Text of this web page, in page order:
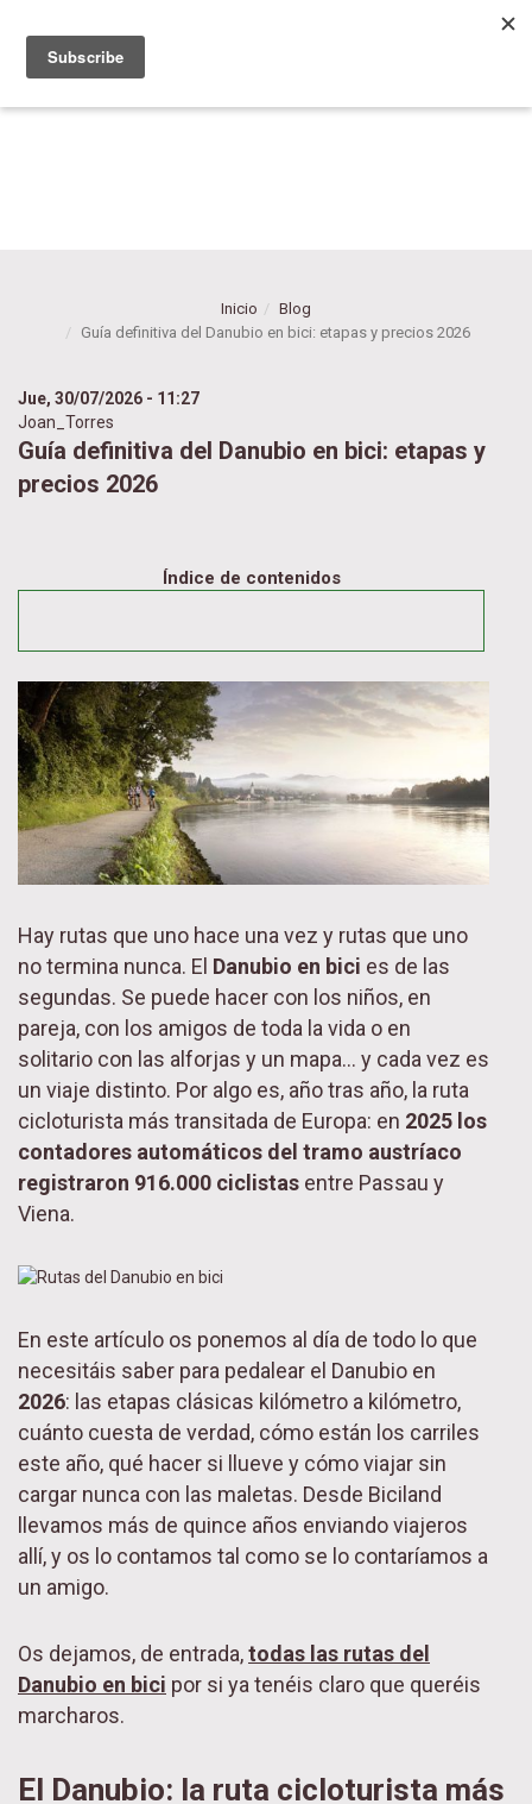
contenido
principal
el blog de Biciland
Inicio
Blog
Guía definitiva del Danubio en bici: etapas y precios 2026
Jue, 30/07/2026 - 11:27
Joan_Torres
Guía definitiva del Danubio en bici: etapas y
precios 2026
Índice de contenidos
Hay rutas que uno hace una vez y rutas que uno
no termina nunca. El Danubio en bici es de las
segundas. Se puede hacer con los niños, en
pareja, con los amigos de toda la vida o en
solitario con las alforjas y un mapa… y cada vez es
un viaje distinto. Por algo es, año tras año, la ruta
cicloturista más transitada de Europa: en 2025 los
contadores automáticos del tramo austríaco
registraron 916.000 ciclistas entre Passau y
Viena.
En este artículo os ponemos al día de todo lo que
necesitáis saber para pedalear el Danubio en
2026: las etapas clásicas kilómetro a kilómetro,
cuánto cuesta de verdad, cómo están los carriles
este año, qué hacer si llueve y cómo viajar sin
cargar nunca con las maletas. Desde Biciland
llevamos más de quince años enviando viajeros
allí, y os lo contamos tal como se lo contaríamos a
un amigo.
Os dejamos, de entrada,todas las rutas del
Danubio en bici por si ya tenéis claro que queréis
marcharos.
El Danubio: la ruta cicloturista más